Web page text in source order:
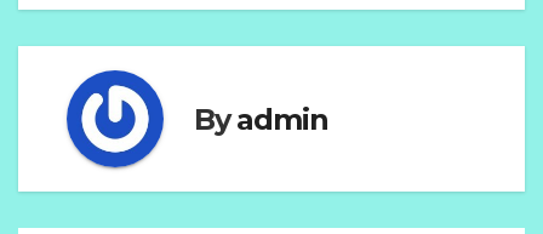
Byadmin